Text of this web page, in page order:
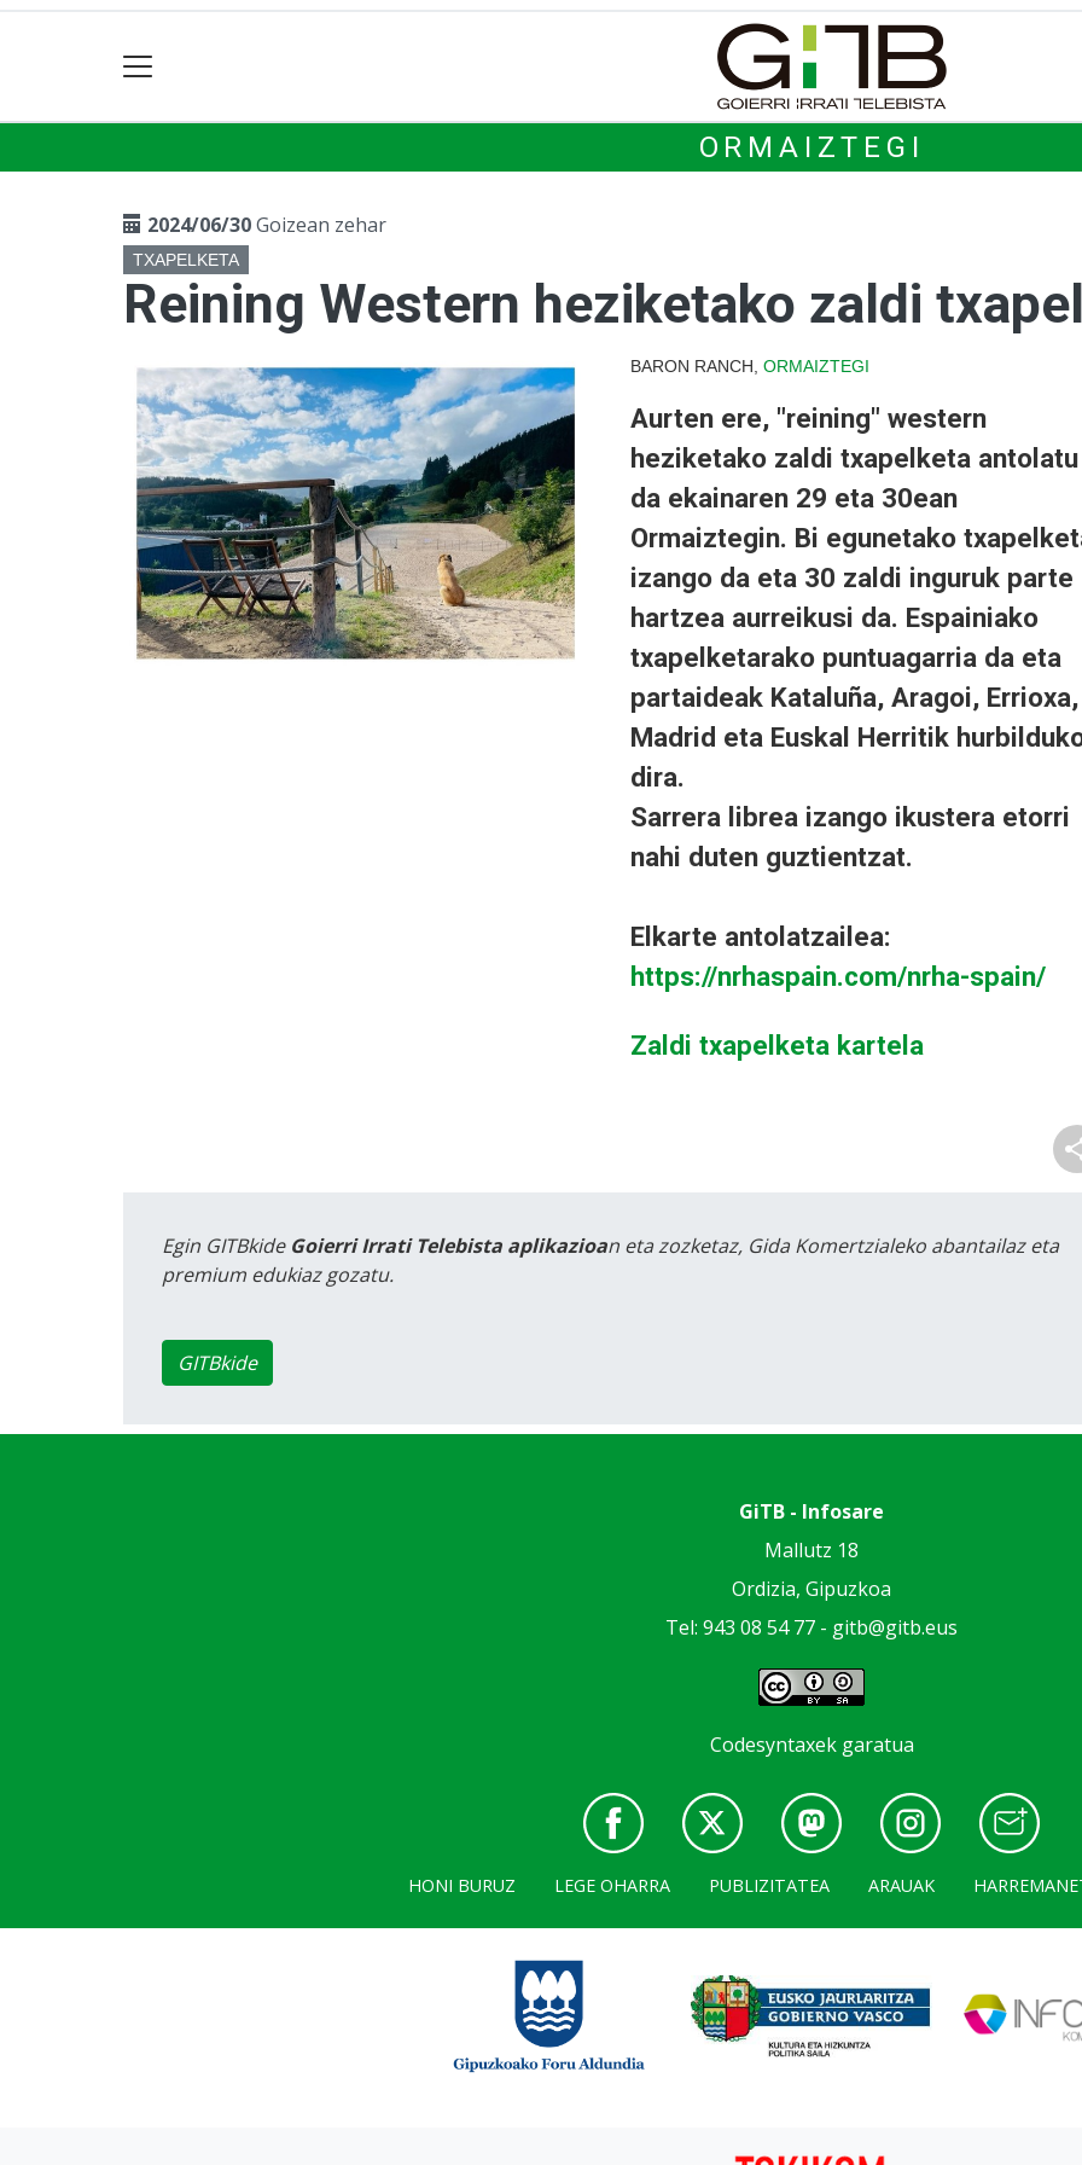
ORMAIZTEGI
2024/06/30Goizean zehar
TXAPELKETA
Reining Western heziketako zaldi
BARON RANCH, ORMAIZTEGI
Aurten ere, "reining" western
heziketako zaldi txapelketa antolatu
da ekainaren 29 eta 30ean
Ormaiztegin. Bi egunetako
izango da eta 30 zaldi inguruk parte
hartzea aurreikusi da. Espainiako
txapelketarako puntuagarria da eta
partaideak Kataluña, Aragoi, Errioxa,
Madrid eta Euskal Herritik
dira.
Sarrera librea izango ikustera etorri
nahi duten guztientzat.
Elkarte antolatzailea:
https://nrhaspain.com/nrha-spain/
Zaldi txapelketa kartela
Egin GITBkide Goierri Irrati Telebista aplikazioan eta zozketaz, Gida Komertzialeko abantailaz eta
premium edukiaz gozatu.
GITBkide
GiTB - Infosare
Mallutz 18
Ordizia, Gipuzkoa
Tel: 943 08 54 77 - gitb@gitb.eus
Codesyntaxek garatua
HONI BURUZ LEGE OHARRA PUBLIZITATEA ARAUAK